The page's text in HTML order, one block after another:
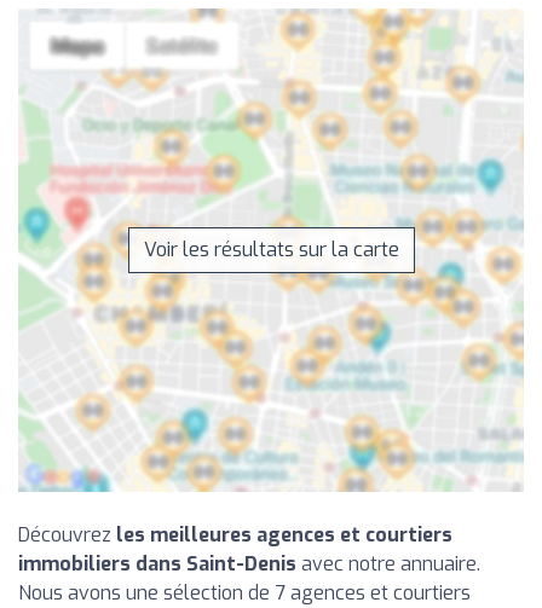
Voir les résultats sur la carte
Découvrez les meilleures agences et courtiers
immobiliers dans Saint-Denis avec notre annuaire.
Nous avons une sélection de 7 agences et courtiers